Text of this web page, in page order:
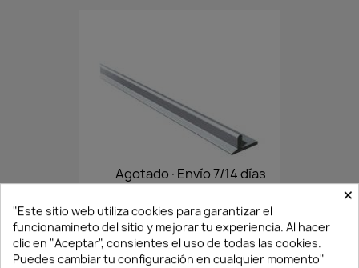
Agotado·Envío 7/14 días
PERFIL SUPERIOR E INFERIOR...
43,73 €30,61 €
×
"Este sitio web utiliza cookies para garantizar el
funcionamineto del sitio y mejorar tu experiencia. Al hacer
clic en "Aceptar", consientes el uso de todas las cookies.
Puedes cambiar tu configuración en cualquier momento"